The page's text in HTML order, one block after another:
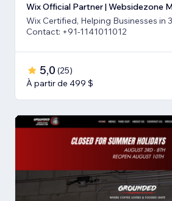
Wix Certified, Helping Businesses in
Contact: +91-1141011012
5,0 (25)
À partir de 499 $